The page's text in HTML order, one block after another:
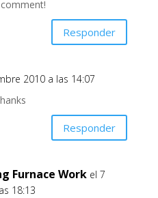
Responder
2010 a las 14:07
Responder
Furnace Work el 7
18:13